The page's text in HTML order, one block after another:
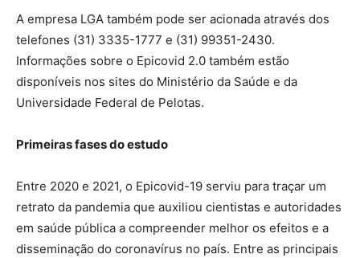
A empresa LGA também pode ser acionada através dos
telefones (31) 3335-1777 e (31) 99351-2430.
Informações sobre o Epicovid 2.0 também estão
disponíveis nos sites do Ministério da Saúde e da
Universidade Federal de Pelotas.
Primeiras fases do estudo
Entre 2020 e 2021, o Epicovid-19 serviu para traçar um
retrato da pandemia que auxiliou cientistas e autoridades
em saúde pública a compreender melhor os efeitos e a
disseminação do coronavírus no país. Entre as principais